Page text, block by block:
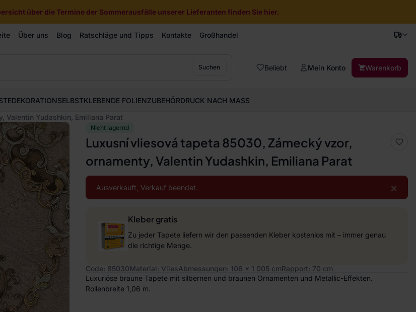
über die Termine der Sommerausfälle unserer Lieferanten finden Sie hier.
Über uns Blog Ratschläge und Tipps Kontakte Großhandel
Suchen Beliebt Mein Konto Warenkorb
DEKORATIONSELBSTKLEBENDE FOLIENZUBEHÖRDRUCK NACH MASS
Valentin Yudashkin, Emiliana Parat
Nicht lagernd
Luxusní vliesová tapeta 85030, Zámecký vzor,
ornamenty, Valentin Yudashkin, Emiliana Parat
×
Ausverkauft, Verkauf beendet.
Kleber gratis
Zu jeder Tapete liefern wir den passenden Kleber kostenlos mit – immer genau
die richtige Menge.
Code: 85030Material: VliesAbmessungen: 106 x 1 005 cmRapport: 70 cm
Luxuriöse braune Tapete mit silbernen und braunen Ornamenten und Metallic-Effekten.
Rollenbreite 1,06 m.